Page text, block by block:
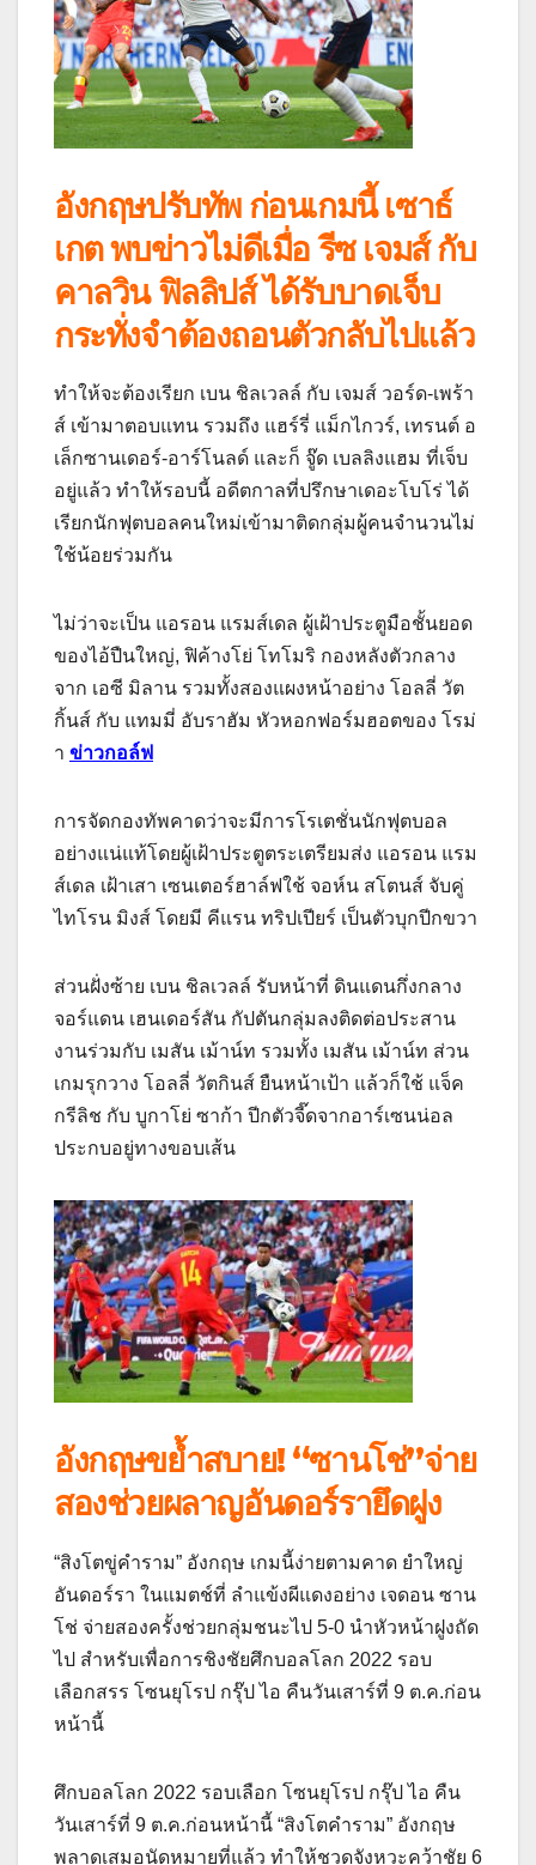
อังกฤษปรับทัพ ก่อนเกมนี้ เซาธ์
เกต พบข่าวไม่ดีเมื่อ รีซ เจมส์ กับ
คาลวิน ฟิลลิปส์ ได้รับบาดเจ็บ
กระทั่งจำต้องถอนตัวกลับไปแล้ว
ทำให้จะต้องเรียก เบน ชิลเวลล์ กับ เจมส์ วอร์ด-เพร้า
ส์ เข้ามาตอบแทน รวมถึง แฮร์รี่ แม็กไกวร์, เทรนต์ อ
เล็กซานเดอร์-อาร์โนลด์ และก็ จู๊ด เบลลิงแฮม ที่เจ็บ
อยู่แล้ว ทำให้รอบนี้ อดีตกาลที่ปรึกษาเดอะโบโร่ ได้
เรียกนักฟุตบอลคนใหม่เข้ามาติดกลุ่มผู้คนจำนวนไม่
ใช้น้อยร่วมกัน
ไม่ว่าจะเป็น แอรอน แรมส์เดล ผู้เฝ้าประตูมือชั้นยอด
ของไอ้ปืนใหญ่, ฟิค้างโย่ โทโมริ กองหลังตัวกลาง
จาก เอซี มิลาน รวมทั้งสองแผงหน้าอย่าง โอลลี่ วัต
กิ้นส์ กับ แทมมี่ อับราฮัม หัวหอกฟอร์มฮอตของ โรม่
า ข่าวกอล์ฟ
การจัดกองทัพคาดว่าจะมีการโรเตชั่นนักฟุตบอล
อย่างแน่แท้โดยผู้เฝ้าประตูตระเตรียมส่ง แอรอน แรม
ส์เดล เฝ้าเสา เซนเตอร์ฮาล์ฟใช้ จอห์น สโตนส์ จับคู่
ไทโรน มิงส์ โดยมี คีแรน ทริปเปียร์ เป็นตัวบุกปีกขวา
ส่วนฝั่งซ้าย เบน ชิลเวลล์ รับหน้าที่ ดินแดนกึ่งกลาง
จอร์แดน เฮนเดอร์สัน กัปตันกลุ่มลงติดต่อประสาน
งานร่วมกับ เมสัน เม้าน์ท รวมทั้ง เมสัน เม้าน์ท ส่วน
เกมรุกวาง โอลลี่ วัตกินส์ ยืนหน้าเป้า แล้วก็ใช้ แจ็ค
กรีลิช กับ บูกาโย่ ซาก้า ปีกตัวจี๊ดจากอาร์เซนน่อล
ประกบอยู่ทางขอบเส้น
อังกฤษขย้ำสบาย! “ซานโช่”จ่าย
สองช่วยผลาญอันดอร์รายึดฝูง
“สิงโตขู่คำราม” อังกฤษ เกมนี้ง่ายตามคาด ยำใหญ่
อันดอร์รา ในแมตช์ที่ ลำแข้งผีแดงอย่าง เจดอน ซาน
โช่ จ่ายสองครั้งช่วยกลุ่มชนะไป 5-0 นำหัวหน้าฝูงถัด
ไป สำหรับเพื่อการชิงชัยศึกบอลโลก 2022 รอบ
เลือกสรร โซนยุโรป กรุ๊ป ไอ คืนวันเสาร์ที่ 9 ต.ค.ก่อน
หน้านี้
ศึกบอลโลก 2022 รอบเลือก โซนยุโรป กรุ๊ป ไอ คืน
วันเสาร์ที่ 9 ต.ค.ก่อนหน้านี้ “สิงโตคำราม” อังกฤษ
พลาดเสมอนัดหมายที่แล้ว ทำให้ชวดจังหวะคว้าชัย 6